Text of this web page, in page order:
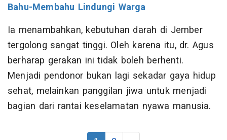
Bahu-Membahu Lindungi Warga
​Ia menambahkan, kebutuhan darah di Jember
tergolong sangat tinggi. Oleh karena itu, dr. Agus
berharap gerakan ini tidak boleh berhenti.
Menjadi pendonor bukan lagi sekadar gaya hidup
sehat, melainkan panggilan jiwa untuk menjadi
bagian dari rantai keselamatan nyawa manusia.